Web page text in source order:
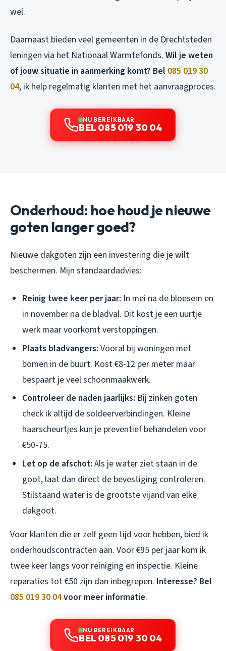
wel.
Daarnaast bieden veel gemeenten in de Drechtsteden
leningen via het Nationaal Warmtefonds. Wil je weten
of jouw situatie in aanmerking komt? Bel 085 019 30
04, ik help regelmatig klanten met het aanvraagproces.
NU BEREIKBAAR
BEL 085 019 30 04
Onderhoud: hoe houd je nieuwe
goten langer goed?
Nieuwe dakgoten zijn een investering die je wilt
beschermen. Mijn standaardadvies:
Reinig twee keer per jaar: In mei na de bloesem en
in november na de bladval. Dit kost je een uurtje
werk maar voorkomt verstoppingen.
Plaats bladvangers: Vooral bij woningen met
bomen in de buurt. Kost €8-12 per meter maar
bespaart je veel schoonmaakwerk.
Controleer de naden jaarlijks: Bij zinken goten
check ik altijd de soldeerverbindingen. Kleine
haarscheurtjes kun je preventief behandelen voor
€50-75.
Let op de afschot: Als je water ziet staan in de
goot, laat dan direct de bevestiging controleren.
Stilstaand water is de grootste vijand van elke
dakgoot.
Voor klanten die er zelf geen tijd voor hebben, bied ik
onderhoudscontracten aan. Voor €95 per jaar kom ik
twee keer langs voor reiniging en inspectie. Kleine
reparaties tot €50 zijn dan inbegrepen. Interesse? Bel
085 019 30 04voor meer informatie.
NU BEREIKBAAR
BEL 085 019 30 04